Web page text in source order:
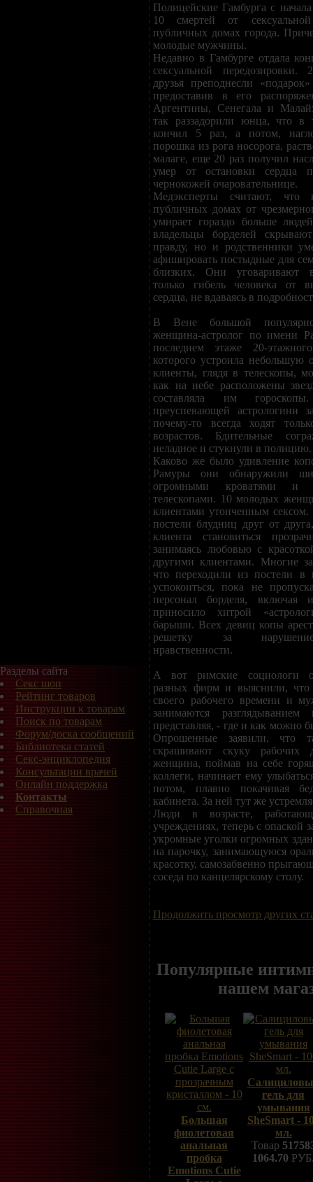
Разделы сайта
Секс шоп
Рейтинг товаров
Инструкции к товарам
Поиск по товарам
Форум/доска сообщений
Библиотека статей
Секс-энциклопедия
Консультации врачей
Онлайн поддержка
Контакты
Справочная
Полицейские Гамбурга с
10 смертей от
публичных домах города.
молодые мужчины.
Недавно в Гамбурге отдала
сексуальной передозировки.
друзья преподнесли
предоставив в его
Аргентины, Сенегала и
так раззадорили юнца, что в
кончил 5 раз, а потом,
порошка из рога носорога,
малаге, еще 20 раз получил
умер от остановки сердца
чернокожей очаровательнице.
Медэксперты считают,
публичных домах от
умирает гораздо больше
владельцы борделей
правду, но и родственники
афишировать постыдные для
близких. Они уговаривают
только гибель человека от
сердца, не вдаваясь в
В Вене большой
женщина-астролог по имени
последнем этаже 20-
которого устроила небольшую
клиенты, глядя в телескопы,
как на небе расположены
составляла им
преуспевающей астрологини
почему-то всегда ходят
возрастов. Бдительные
неладное и стукнули в полицию.
Каково же было удивление
Рамуры они обнаружили
огромными кроватями и
телескопами. 10 молодых
клиентами утонченным
постели блудниц друг от
клиента становиться
занимаясь любовью с
другими клиентами. Многие
что переходили из постели в
успокоиться, пока не
персонал борделя, включая
приносило хитрой
барыши. Всех девиц копы
решетку за
нравственности.
А вот римские социологи
разных фирм и выяснили, что
своего рабочего времени и
занимаются
представляя, - где и как можно
Опрошенные заявили, что
скрашивают скуку рабочих
женщина, поймав на себе
коллеги, начинает ему
потом, плавно покачивая
кабинета. За ней тут же
Люди в возрасте,
учреждениях, теперь с опаской
укромные уголки огромных
на парочку, занимающуюся
красотку, самозабвенно
соседа по канцелярскому столу.
Продолжить просмотр других
Популярные
нашем
Большая
фиолетовая
анальная
пробка
Emotions Cutie
гель для
умывания
SheSmart -
мл.
Товар
1064.70